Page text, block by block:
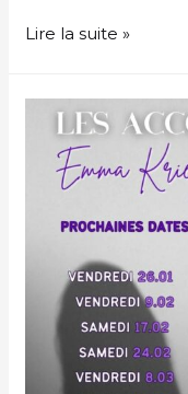
Lire la suite »